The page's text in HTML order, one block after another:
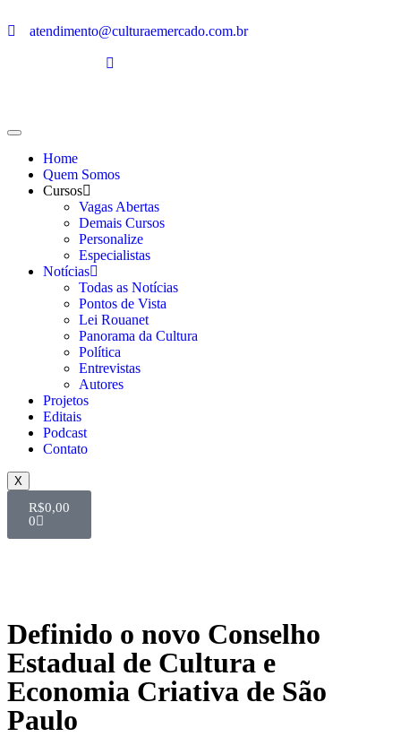
atendimento@culturaemercado.com.br
Home
Quem Somos
Cursos
Vagas Abertas
Demais Cursos
Personalize
Especialistas
Notícias
Todas as Notícias
Pontos de Vista
Lei Rouanet
Panorama da Cultura
Política
Entrevistas
Autores
Projetos
Editais
Podcast
Contato
X
R$0,00
0
Definido o novo Conselho
Estadual de Cultura e
Economia Criativa de São
Paulo